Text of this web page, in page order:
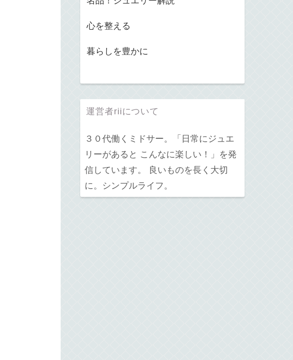
心を整える
暮らしを豊かに
運営者riiについて
３０代働くミドサー。「日常にジュエ
リーがあると こんなに楽しい！」を発
信しています。 良いものを長く大切
に。シンプルライフ。